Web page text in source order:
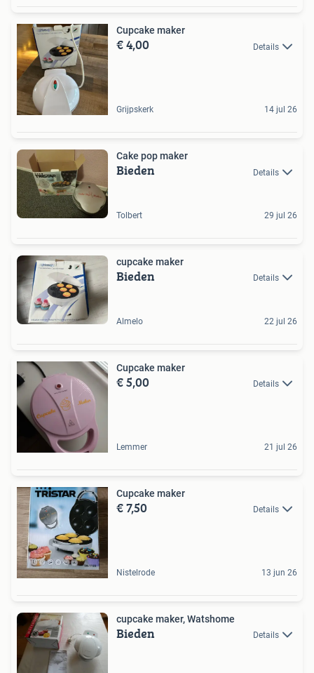
Cupcake maker
€ 4,00 Details
Grijpskerk 14 jul 26
Cake pop maker
Bieden Details
Tolbert 29 jul 26
cupcake maker
Bieden Details
Almelo 22 jul 26
Cupcake maker
€ 5,00 Details
Lemmer 21 jul 26
Cupcake maker
€ 7,50 Details
Nistelrode 13 jun 26
cupcake maker, Watshome
Bieden Details